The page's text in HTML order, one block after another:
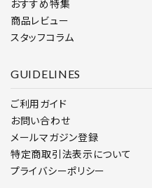
おすすめ特集
商品レビュー
スタッフコラム
GUIDELINES
ご利用ガイド
お問い合わせ
メールマガジン登録
特定商取引法表示について
プライバシーポリシー